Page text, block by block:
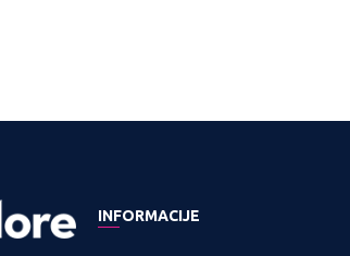
INFORMACIJE